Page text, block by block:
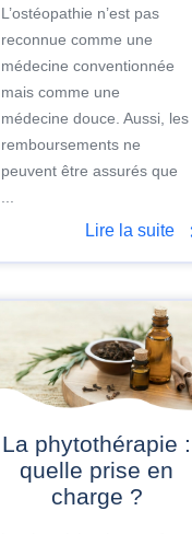
L’ostéopathie n’est pas
reconnue comme une
médecine conventionnée
mais comme une
médecine douce. Aussi, les
remboursements ne
peuvent être assurés que
...
Lire la suite
La phytothérapie :
quelle prise en
charge ?